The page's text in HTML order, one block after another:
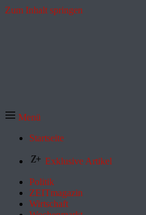
Zum Inhalt springen
Menü
Startseite
Exklusive Artikel
Politik
ZEITmagazin
Wirtschaft